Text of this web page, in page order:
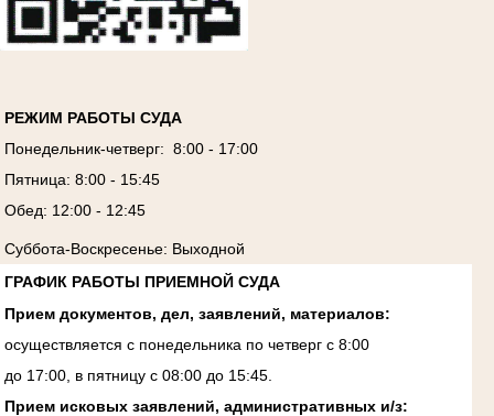
РЕЖИМ РАБОТЫ СУДА
Понедельник-четверг: 8:00 - 17:00
Пятница: 8:00 - 15:45
Обед: 12:00 - 12:45
Суббота-Воскресенье: Выходной
ГРАФИК РАБОТЫ ПРИЕМНОЙ СУДА
Прием документов, дел, заявлений, материалов:
осуществляется с понедельника по четверг с 8:00
до 17:00, в пятницу с 08:00 до 15:45.
Прием исковых заявлений, административных и/з: